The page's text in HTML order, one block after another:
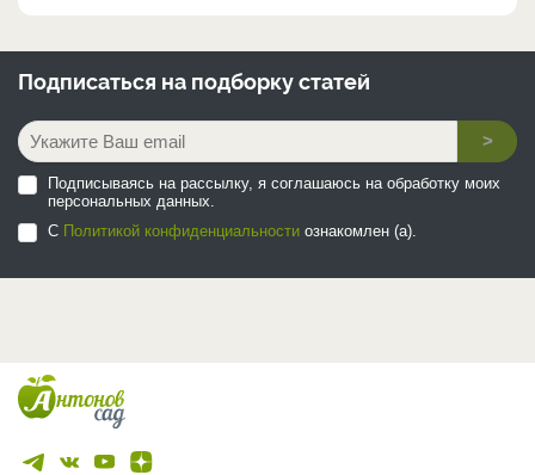
Подписаться на подборку статей
>
Подписываясь на рассылку, я соглашаюсь на обработку моих
персональных данных.
С Политикой конфиденциальности ознакомлен (а).